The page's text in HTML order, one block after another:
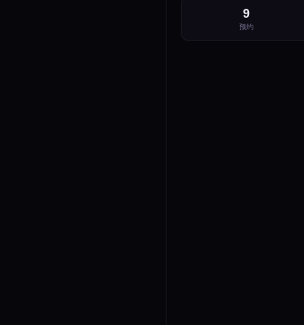
9
预约